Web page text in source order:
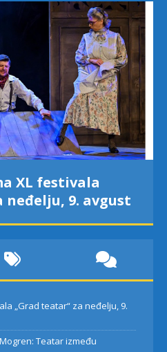
XL festivala
neđelju, 9. avgust
„Grad teatar“ za neđelju, 9.
Teatar između